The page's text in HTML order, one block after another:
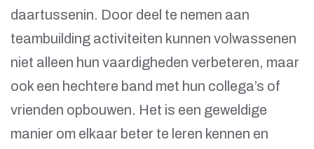
daartussenin. Door deel te nemen aan
teambuilding activiteiten kunnen volwassenen
niet alleen hun vaardigheden verbeteren, maar
ook een hechtere band met hun collega’s of
vrienden opbouwen. Het is een geweldige
manier om elkaar beter te leren kennen en